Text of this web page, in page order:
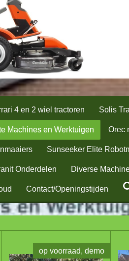
4 en 2 wiel tractoren Solis
Machines en Werktuigen Orec
Sunseeker Elite
Onderdelen Diverse
Contact/Openingstijden
op voorraad, demo